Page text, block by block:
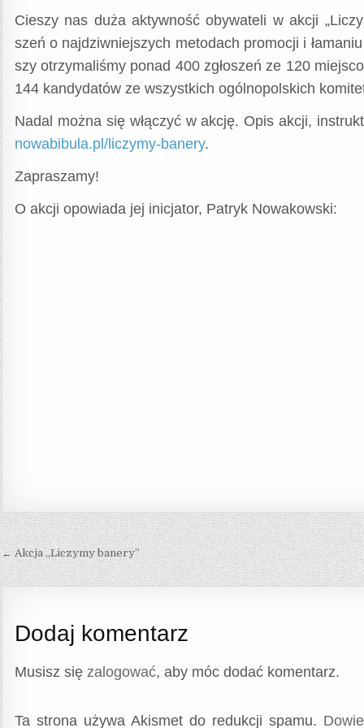
Cie­szy nas duża aktyw­ność oby­wa­te­li w akcji
szeń o naj­dziw­niej­szych meto­dach pro­mo­cji i
szy otrzy­ma­li­śmy ponad 400 zgło­szeń ze 120
144 kan­dy­da­tów ze wszyst­kich ogól­no­pol­skich
Nadal moż­na się włą­czyć w akcję. Opis akcji,
nowa​bi​bu​la​.pl/​l​i​c​z​y​m​y​-​b​a​n​ery.
Zapra­sza­my!
O akcji opo­wia­da jej ini­cja­tor, Patryk Nowakowski:
Nawigacja
wpisu
← Akcja „Liczymy banery”
Dodaj komentarz
Musisz się zalogować, aby móc dodać komentarz.
Ta strona używa Akismet do redukcji spamu.